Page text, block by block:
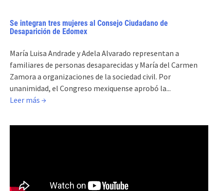
Se integran tres mujeres al Consejo Ciudadano de
Desaparición de Edomex
María Luisa Andrade y Adela Alvarado representan a
familiares de personas desaparecidas y María del Carmen
Zamora a organizaciones de la sociedad civil. Por
unanimidad, el Congreso mexiquense aprobó la...
Leer más →